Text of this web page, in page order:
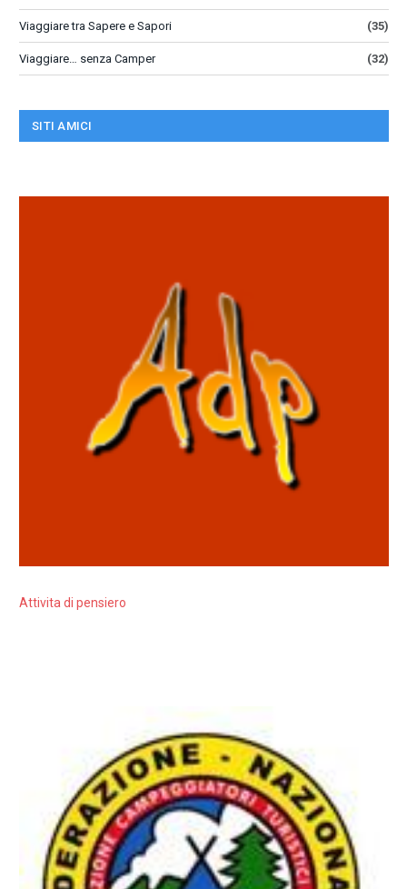
Viaggiare tra Sapere e Sapori (35)
Viaggiare… senza Camper (32)
SITI AMICI
Attivita di pensiero